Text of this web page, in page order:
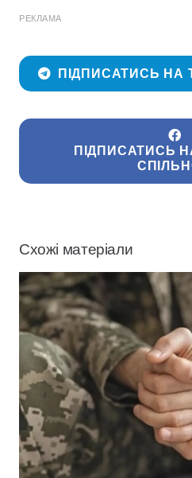
РЕКЛАМА
ПІДПИСАТИСЬ НА
ПІДПИСАТИСЬ
Схожі матеріали